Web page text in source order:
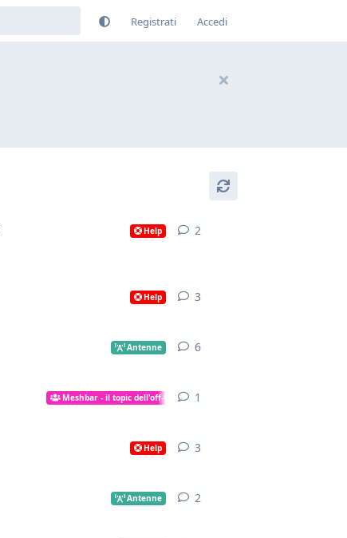
Registrati Accedi
Help 2
Help 3
Antenne 6
Meshbar - il topic dell'off-topic 1
Help 3
Antenne 2